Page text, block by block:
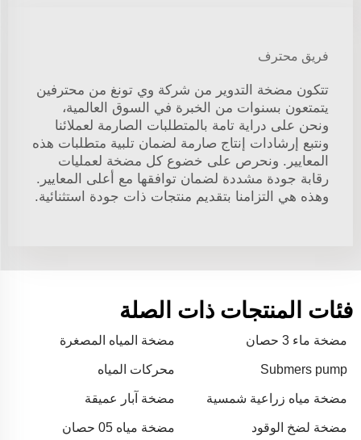
فريق محترف
تتكون مضخة التدوير من شركة وي تونغ من محترفين
يتمتعون بسنوات من الخبرة في السوق العالمية،
ونحن على دراية تامة بالمتطلبات الصارمة لعملائنا
ونتبع إرشادات إنتاج صارمة لضمان تلبية متطلبات هذه
المعايير. ونحرص على خضوع كل مضخة لعمليات
رقابة جودة مشددة لضمان توافقها مع أعلى المعايير.
وهذه هي التزامنا بتقديم منتجات ذات جودة استثنائية.
فئات المنتجات ذات الصلة
مضخة ماء 3 حصان مضخة المياه المصغرة
Submers pump محركات المياه
مضخة مياه زراعية شمسية مضخة آبار عميقة
مضخة لضخ الوقود مضخة مياه 05 حصان